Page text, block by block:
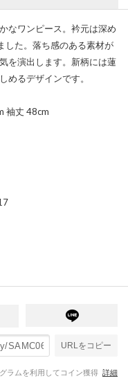
なワンピース。衿元は深め
した。落ち感のある素材が
を演出します。新柄には蓮
めるデザインです。
袖丈 48cm
URLをコピー
ラムを利用してコイン獲得 詳細